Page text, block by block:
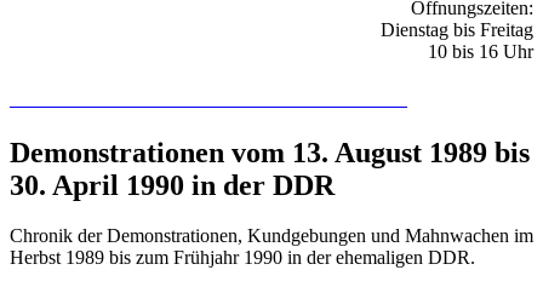
Öffnungszeiten:
Dienstag bis Freitag
10 bis 16 Uhr
Demonstrationen vom 13. August 1989 bis
30. April 1990 in der DDR
Chronik der Demonstrationen, Kundgebungen und Mahnwachen im
Herbst 1989 bis zum Frühjahr 1990 in der ehemaligen DDR.